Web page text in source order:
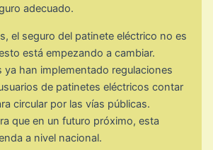
adecuado.
el seguro del patinete eléctrico no es
está empezando a cambiar.
ya han implementado regulaciones
de patinetes eléctricos contar
circular por las vías públicas.
que en un futuro próximo, esta
a nivel nacional.